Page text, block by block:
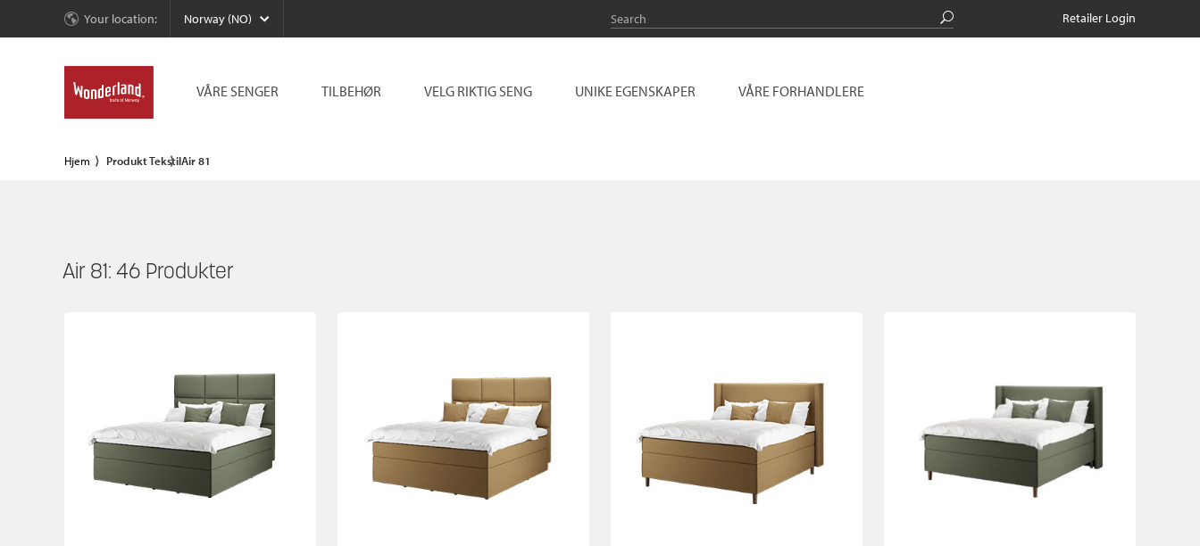
Your location: Norway (NO) Retailer Login
VÅRE SENGER TILBEHØR VELG RIKTIG SENG UNIKE EGENSKAPER VÅRE FORHANDLERE
Hjem Produkt TekstilAir 81
Air 81: 46 Produkter